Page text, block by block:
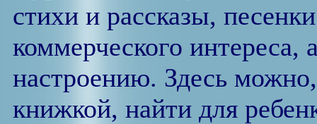
стихи и рассказы,
коммерческого интереса,
настроению. Здесь
книжкой, найти для